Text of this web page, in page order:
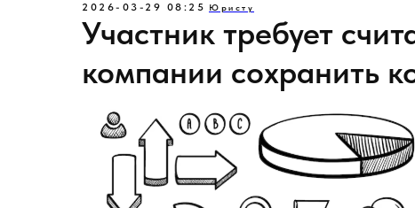
2026-03-29 08:25 Юристу
Участник требует
компании сохранить